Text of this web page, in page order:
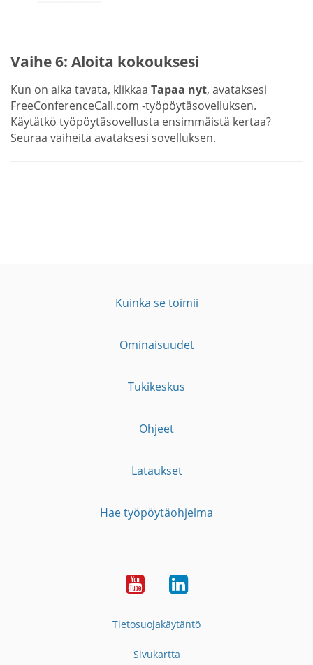
Vaihe 6: Aloita kokouksesi
Kun on aika tavata, klikkaa Tapaa nyt, avataksesi
FreeConferenceCall.com -työpöytäsovelluksen.
Käytätkö työpöytäsovellusta ensimmäistä kertaa?
Seuraa vaiheita avataksesi sovelluksen.
Kuinka se toimii
Ominaisuudet
Tukikeskus
Ohjeet
Lataukset
Hae työpöytäohjelma
YouTubeLinkedIn
Tietosuojakäytäntö
Sivukartta